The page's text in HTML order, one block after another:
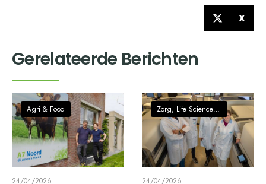
X
Gerelateerde Berichten
Agri & Food
24/04/2026
Zorg, Life Sciences & Health
24/04/2026